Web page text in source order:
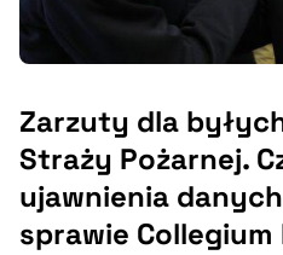
Zarzuty dla
Straży Pożarnej.
ujawnienia
sprawie Collegium